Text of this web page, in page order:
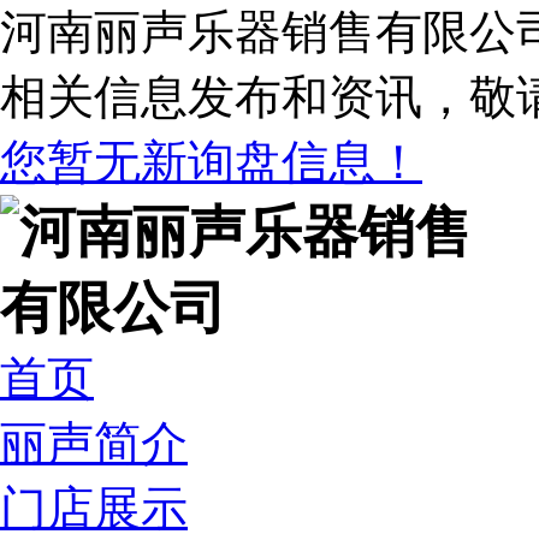
河南丽声乐器销售有限公
相关信息发布和资讯，敬
您暂无新询盘信息！
首页
丽声简介
门店展示